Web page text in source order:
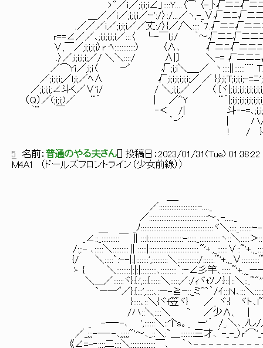
>"／ｉ／;i;i;i∠」::::Y....〈⌒ 〈-_ﾄ√ニﾆ√ニニﾆ√ニ/
＿／／ｉ／;i;i;i／ｰ':/〉:/...／ヽ,-_∨√ニﾆ√ニニﾆ√-
.／／／ｉ／;i;i;i／／丈:/〉{／/＼::::｀7.√ニﾆ√ニニﾆ
r==∠／／､;i;i;i;i;i／:::〈 └-￣l;i/ ｀～√ニﾆ√ニニﾆ
∨,￣／;i;i;i;i〉r ﾍ::::::::::::〉 〈∧､ √ニﾆ√ニニﾆ√/
.〉／;i;i;i;i;／/ ＼＼::::/ ∧|〕 ＼-= √ニニﾆ√ﾍ
／⌒Yｉ／;i;i〈 ｰ'ﾞ √;i;i＼＿_／ ヽ::::||::::::¨¨ T/;i;i;
／;i;i;i;／l;i;／ﾍ∧ √;i;i;i;i;i;i;／ ／ };};i;T;i;i;i;-=ﾆ
／;i;i;i;∠斗く／∨'i/ / ＼;i;i;／ ／ 〈 {ヾ
（Ｑ）／(;i;i;)／ ¨´ | ／^Y
｀¨ ￣ ‐＜ /| 斗‐-=､
｀‐'´ | ハ/
! / }
5 名前： 普通のやる夫さん ] 投稿日： 2023/01/31(Tue) 01:38:22
M4A1 （ドールズフロントライン（少女前線））
／::::::::::::::::::::::-...._ ／ ／:/
／:::::::::::::::::::::::::::::::::～､-....._
＿ _ﾉ:::::::::::::::::::::::::::::::::::::::::ヾ＼::::_:::::::
_∠::_::::::::::￣ ∥:::l::::::::::::::::::::-:::::_::::::::::::ヽ::＼:::::＞
/:;:- ､:::::＼
{/ ＼:::::`:ｰ-|:|:::::::',:::::::::＼::::::::::::/
ゝ { ＼::::::::|:|:|:::::::::､:::::::::｀:ｰ∠彡竿､:::::.~'+.,_ー
＼＿／::::::ヾ}:{:',:::{::::::＼:::::／:/ｨヾtｿノ:}::|::＼::_~"''
`ー一'ﾞ／}:{:::',::::､:ー-≧ｰ::_ミ^`｀/ｲ:::Ｎ､:::＼::::::
}::::､::＼{ヾf笠ヾ} ／_ ヾ:{ ヾト､l~"''
/ハ::＼::::＼ ` ／少∧、 | ' ’=====ﾍ-
_ -─‐-､ ',::::::＼::个s。_ ー'´ /_.＼､_ﾉし/／
／_;;;-─‐-､;;;;;"'～､_::＼:`＿::::::::三才､´-_-_）r'⌒'_-_-_-
《∠=-‐;;;;二;;;;＼;;;;;;;;;;;;;;￣､ ｀ヽ-_-_-_-_-_-_-_-_-_-_-